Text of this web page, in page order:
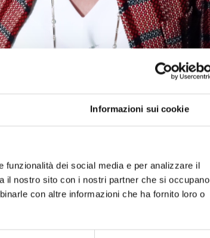
Informazioni sui cookie
dei social media e per analizzare il
il nostro sito con i nostri partner che si occupano
con altre informazioni che ha fornito loro o